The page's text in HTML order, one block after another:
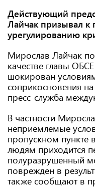
Действующий
Лайчак призывал к
урегулированию
Мирослав Лайчак
качестве главы
шокирован
соприкосновения
пресс-служба
В частности
неприемлемые
пропускном пункте
людям приходится
полуразрушенный
поврежден в
также сообщают в